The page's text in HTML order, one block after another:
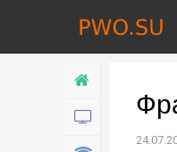
Новости